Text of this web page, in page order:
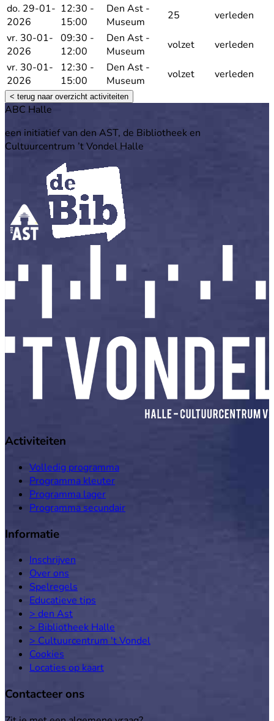
do. 29-01-
2026
12:30 -
15:00
Den Ast -
Museum
25
verleden
vr. 30-01-
2026
09:30 -
12:00
Den Ast -
Museum
volzet
verleden
vr. 30-01-
2026
12:30 -
15:00
Den Ast -
Museum
volzet verleden
< terug naar overzicht activiteiten
Footer
ABC Halle
een initiatief van den AST, de Bibliotheek en
Cultuurcentrum ’t Vondel Halle
Activiteiten
Volledig programma
Programma kleuter
Programma lager
Programma secundair
Informatie
Inschrijven
Over ons
Spelregels
Educatieve tips
> den Ast
> Bibliotheek Halle
> Cultuurcentrum 't Vondel
Cookies
Locaties op kaart
Contacteer ons